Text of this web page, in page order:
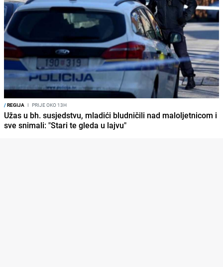
/REGIJA I PRIJE OKO 13H
Užas u bh. susjedstvu, mladići bludničili nad maloljetnicom i
sve snimali: "Stari te gleda u lajvu"